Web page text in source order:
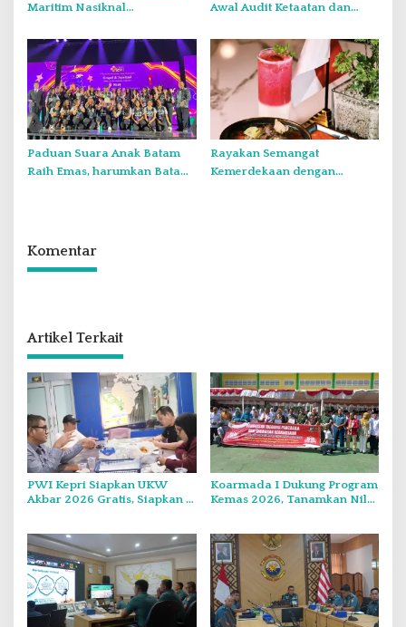
Maritim Nasiknal
Melalui Rakor Pengamanan
Laut Natuna Utara
Awal Audit Ketaatan dan
2026 Secara Vicon
Paduan Suara Anak Batam
Raih Emas, harumkan Batam
Rayakan Semangat
Kemerdekaan dengan
Komentar
Artikel Terkait
PWI Kepri Siapkan UKW
Akbar 2026 Gratis, Siapkan 6
Koarmada I Dukung Program
Kemas 2026, Tanamkan Nilai